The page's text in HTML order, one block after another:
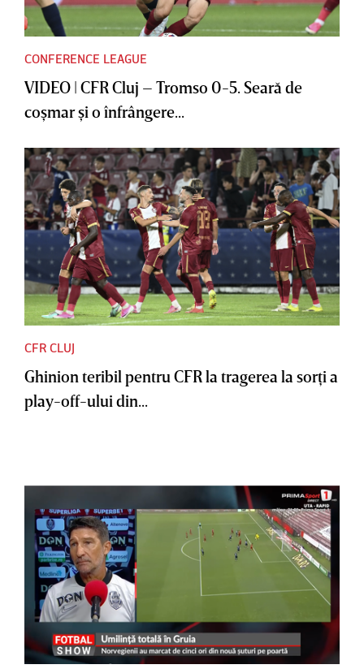
CONFERENCE LEAGUE
VIDEO | CFR Cluj – Tromso 0-5. Seară de
coşmar şi o înfrângere...
CFR CLUJ
Ghinion teribil pentru CFR la tragerea la sorţi a
play-off-ului din...